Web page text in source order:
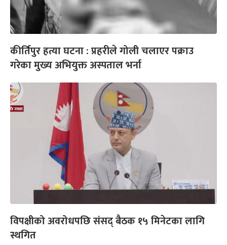
कीर्तिपुर हत्या घटना : प्रहरीले गोली चलाएर पक्राउ
गरेका मुख्य अभियुक्त अस्पताल भर्ना
विपक्षीको अवरोधपछि संसद् बैठक १५ मिनेटका लागि
स्थगित